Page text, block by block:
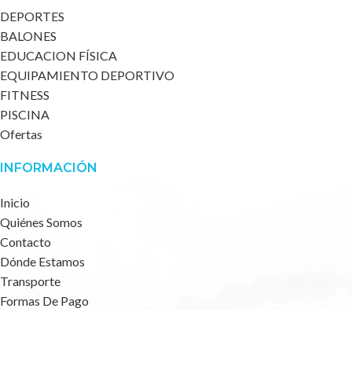
DEPORTES
BALONES
EDUCACION FÍSICA
EQUIPAMIENTO DEPORTIVO
FITNESS
PISCINA
Ofertas
INFORMACIÓN
Inicio
Quiénes Somos
Contacto
Dónde Estamos
Transporte
Formas De Pago